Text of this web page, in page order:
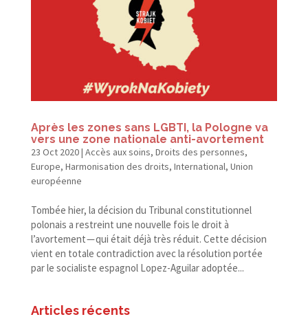
Après les zones sans LGBTI, la Pologne va
vers une zone nationale anti-avortement
23 Oct 2020| Accès aux soins, Droits des personnes,
Europe, Harmonisation des droits, International, Union
européenne
Tombée hier, la décision du Tribunal constitutionnel
polonais a restreint une nouvelle fois le droit à
l’avortement — qui était déjà très réduit. Cette décision
vient en totale contradiction avec la résolution portée
par le socialiste espagnol Lopez-​Aguilar adoptée...
Articles récents